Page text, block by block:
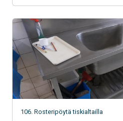
106. Rosteripöytä tiskialtailla